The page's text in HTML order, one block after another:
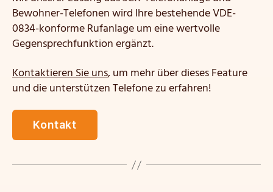
Bewohner-Telefonen wird Ihre bestehende VDE-
0834-konforme Rufanlage um eine wertvolle
Gegensprechfunktion ergänzt.
Kontaktieren Sie uns, um mehr über dieses Feature
und die unterstützen Telefone zu erfahren!
Kontakt